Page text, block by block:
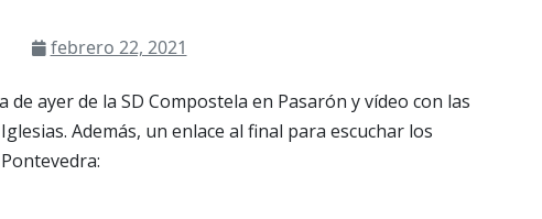
febrero 22, 2021
ayer de la SD Compostela en Pasarón y vídeo con las
Además, un enlace al final para escuchar los